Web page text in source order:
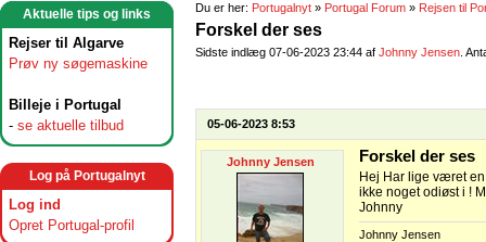
Aktuelle tips og links
Rejser til Algarve
Prøv ny søgemaskine
Billeje i Portugal
- se aktuelle tilbud
Log på Portugalnyt
Log ind
Opret Portugal-profil
Du er her: Portugalnyt » Portugal Forum » Rejsen til
Forskel der ses
Sidste indlæg 07-06-2023 23:44 af Johnny Jensen .
05-06-2023 8:53
Johnny Jensen Forskel der ses
Hej Har lige været
ikke noget odiøst i !
Johnny
Johnny Jensen